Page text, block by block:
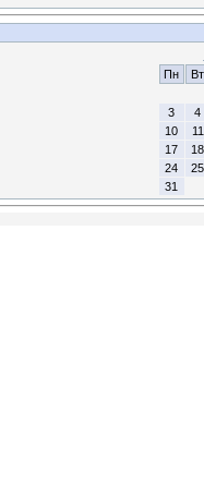
Пн
Вт
3
4
10
11
17
18
24
25
31